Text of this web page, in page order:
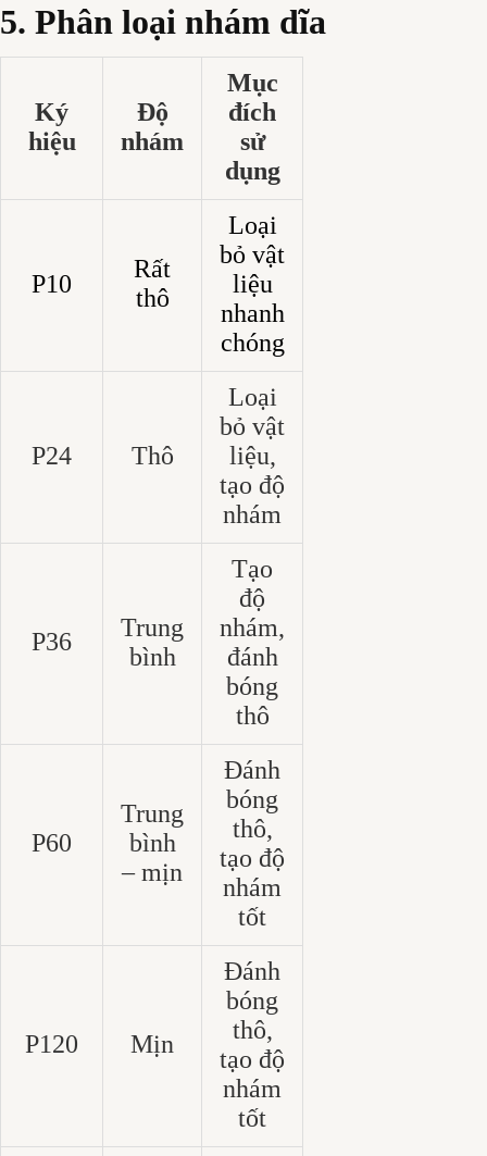
5. Phân loại nhám dĩa
Ký
hiệu
Độ
nhám
Mục
đích
sử
dụng
P10
Rất
thô
Loại
bỏ vật
liệu
nhanh
chóng
P24 Thô
Loại
bỏ vật
liệu,
tạo độ
nhám
P36
Trung
bình
Tạo
độ
nhám,
đánh
bóng
thô
P60
Trung
bình
– mịn
Đánh
bóng
thô,
tạo độ
nhám
tốt
P120 Mịn
Đánh
bóng
thô,
tạo độ
nhám
tốt